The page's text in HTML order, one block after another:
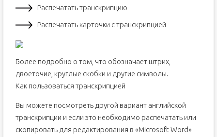
Распечатать транскрипцию
Распечатать карточки с транскрипцией
Более подробно о том, что обозначает штрих,
двоеточие, круглые скобки и другие символы.
Как пользоваться транскрипцией
Вы можете посмотреть другой вариант английской
транскрипции и если это необходимо распечатать или
скопировать для редактирования в «Microsoft Word»